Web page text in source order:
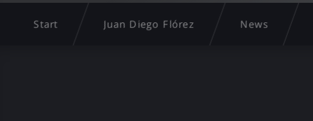
Start Juan Diego Flórez News